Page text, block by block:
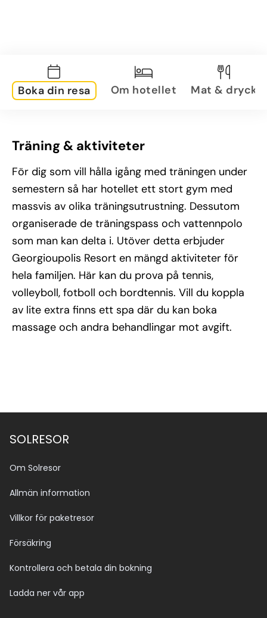
Boka din resa Om hotellet Mat & dryck
Träning & aktiviteter
För dig som vill hålla igång med träningen under
semestern så har hotellet ett stort gym med
massvis av olika träningsutrustning. Dessutom
organiserade de träningspass och vattennpolo
som man kan delta i. Utöver detta erbjuder
Georgioupolis Resort en mängd aktiviteter för
hela familjen. Här kan du prova på tennis,
volleyboll, fotboll och bordtennis. Vill du koppla
av lite extra finns ett spa där du kan boka
massage och andra behandlingar mot avgift.
SOLRESOR
Om Solresor
Allmän information
Villkor för paketresor
Försäkring
Kontrollera och betala din bokning
Ladda ner vår app